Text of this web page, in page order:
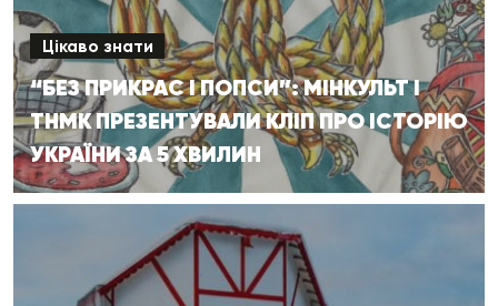
Цікаво знати
“БЕЗ ПРИКРАС І ПОПСИ”: МІНКУЛЬТ І
ТНМК ПРЕЗЕНТУВАЛИ КЛІП ПРО ІСТОРІЮ
УКРАЇНИ ЗА 5 ХВИЛИН